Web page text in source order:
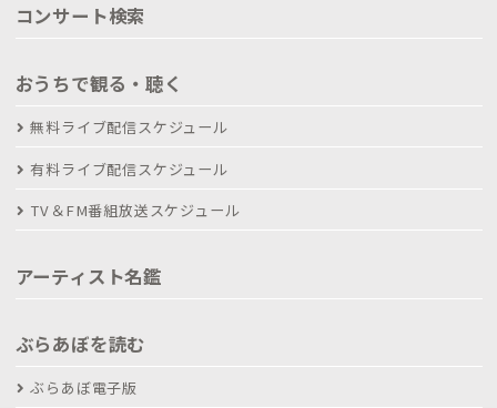
コンサート検索
おうちで観る・聴く
無料ライブ配信スケジュール
有料ライブ配信スケジュール
TV＆FM番組放送スケジュール
アーティスト名鑑
ぶらあぼを読む
ぶらあぼ電子版